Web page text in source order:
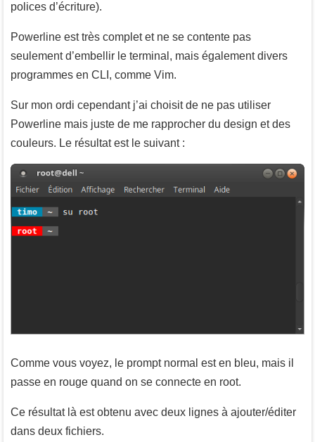
polices d’écriture).
Powerline est très complet et ne se contente pas
seulement d’embellir le terminal, mais également divers
programmes en CLI, comme Vim.
Sur mon ordi cependant j’ai choisit de ne pas utiliser
Powerline mais juste de me rapprocher du design et des
couleurs. Le résultat est le suivant :
Comme vous voyez, le prompt normal est en bleu, mais il
passe en rouge quand on se connecte en root.
Ce résultat là est obtenu avec deux lignes à ajouter/éditer
dans deux fichiers.